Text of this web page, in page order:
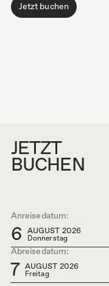
Jetzt buchen
JETZT
BUCHEN
Anreisedatum:
6 AUGUST 2026
Donnerstag
Abreisedatum:
7 AUGUST 2026
Freitag